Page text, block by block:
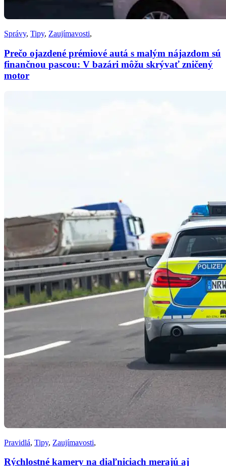
Správy, Tipy, Zaujímavosti,
Prečo ojazdené prémiové autá s malým nájazdom sú
finančnou pascou: V bazári môžu skrývať zničený
motor
Pravidlá, Tipy, Zaujímavosti,
Rýchlostné kamery na diaľniciach merajú aj